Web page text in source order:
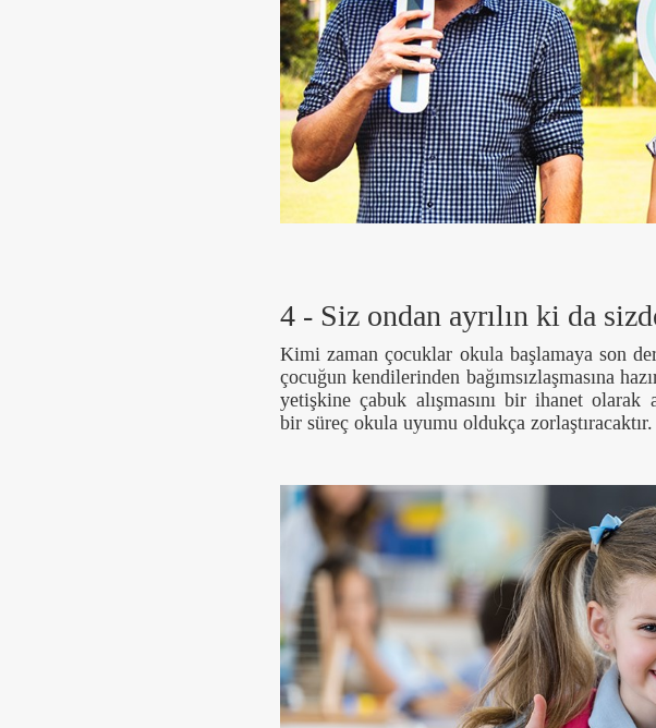
4 - Siz ondan ayrılın ki da
Kimi zaman çocuklar okula başlamaya son
çocuğun kendilerinden bağımsızlaşmasına
yetişkine çabuk alışmasını bir ihanet olarak
bir süreç okula uyumu oldukça zorlaştıracaktır.